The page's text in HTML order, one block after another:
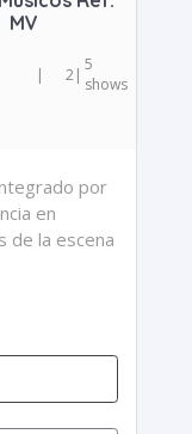
MV
| 2| 5
shows
por
en
de la escena